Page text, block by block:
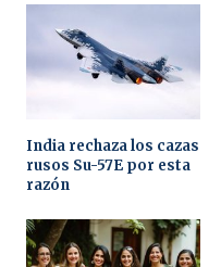
India rechaza los cazas
rusos Su-57E por esta
razón